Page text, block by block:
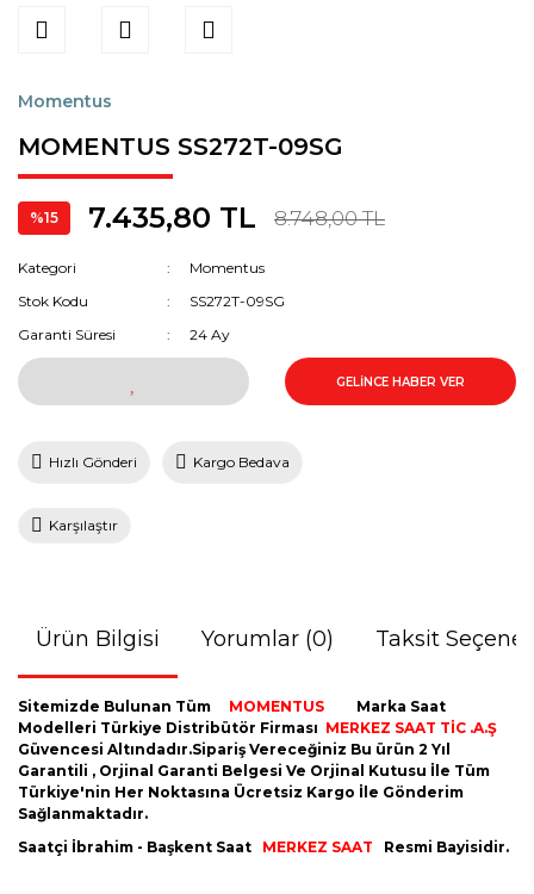
Momentus
MOMENTUS SS272T-09SG
%15 7.435,80 TL 8.748,00 TL
Kategori
Momentus
Stok Kodu
SS272T-09SG
Garanti Süresi
24 Ay
GELİNCE HABER VER
Hızlı Gönderi Kargo Bedava
Karşılaştır
Ürün Bilgisi Yorumlar (0) Taksit
Sitemizde Bulunan Tüm MOMENTUS
Marka Saat
Modelleri Türkiye Distribütör Firması MERKEZ SAAT TİC .A.Ş
Güvencesi Altındadır.Sipariş Vereceğiniz Bu ürün 2 Yıl
Garantili , Orjinal Garanti Belgesi Ve Orjinal Kutusu İle Tüm
Türkiye'nin Her Noktasına Ücretsiz Kargo İle Gönderim
Sağlanmaktadır.
Saatçi İbrahim - Başkent Saat MERKEZ SAAT Resmi Bayisidir.